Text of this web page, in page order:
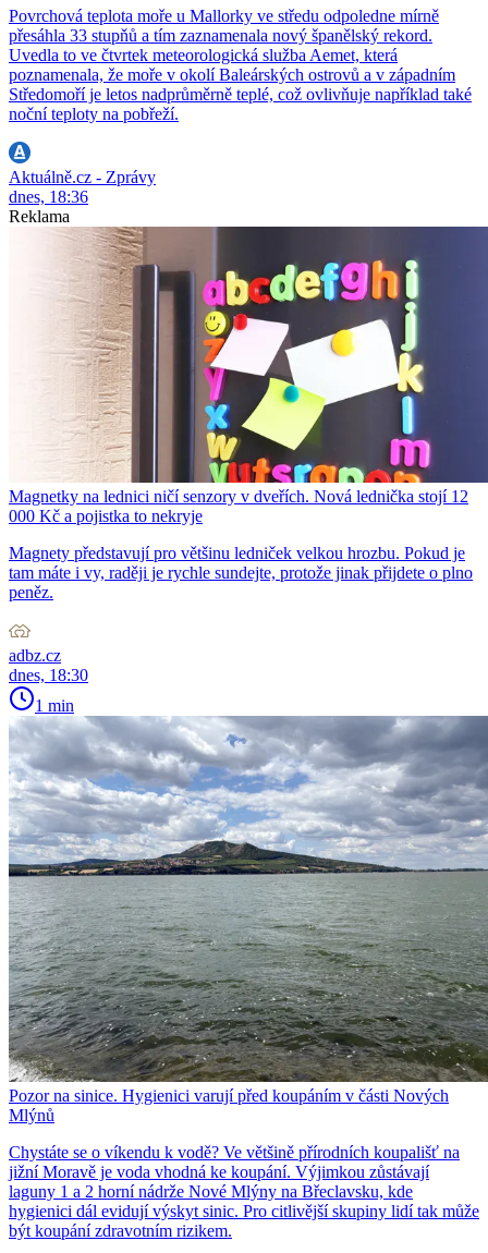
Povrchová teplota moře u Mallorky ve středu odpoledne mírně
přesáhla 33 stupňů a tím zaznamenala nový španělský rekord.
Uvedla to ve čtvrtek meteorologická služba Aemet, která
poznamenala, že moře v okolí Baleárských ostrovů a v západním
Středomoří je letos nadprůměrně teplé, což ovlivňuje například také
noční teploty na pobřeží.
Aktuálně.cz - Zprávy
dnes, 18:36
Reklama
Magnetky na lednici ničí senzory v dveřích. Nová lednička stojí 12
000 Kč a pojistka to nekryje
Magnety představují pro většinu ledniček velkou hrozbu. Pokud je
tam máte i vy, raději je rychle sundejte, protože jinak přijdete o plno
peněz.
adbz.cz
dnes, 18:30
1 min
Pozor na sinice. Hygienici varují před koupáním v části Nových
Mlýnů
Chystáte se o víkendu k vodě? Ve většině přírodních koupališť na
jižní Moravě je voda vhodná ke koupání. Výjimkou zůstávají
laguny 1 a 2 horní nádrže Nové Mlýny na Břeclavsku, kde
hygienici dál evidují výskyt sinic. Pro citlivější skupiny lidí tak může
být koupání zdravotním rizikem.